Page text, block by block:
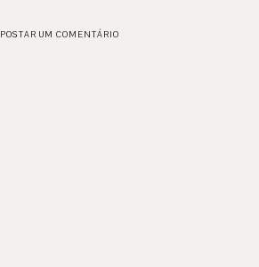
POSTAR UM COMENTÁRIO